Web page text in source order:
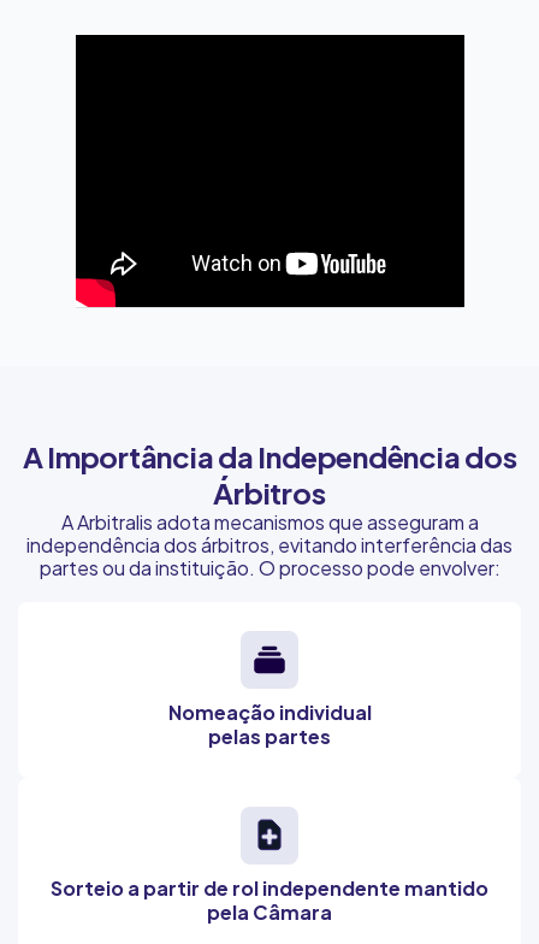
A Importância da Independência dos
Árbitros
A Arbitralis adota mecanismos que asseguram a
independência dos árbitros, evitando interferência das
partes ou da instituição. O processo pode envolver:
Nomeação individual
pelas partes
Sorteio a partir de rol independente mantido
pela Câmara